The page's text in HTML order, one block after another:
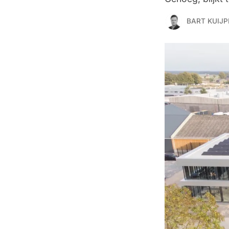
BART